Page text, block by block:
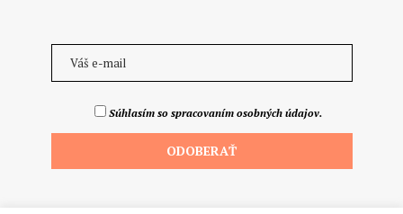
Súhlasím so spracovaním osobných údajov.